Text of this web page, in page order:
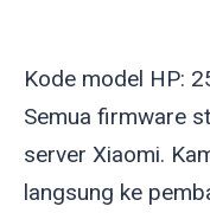
Kode model HP:
Semua firmware
server Xiaomi.
langsung ke